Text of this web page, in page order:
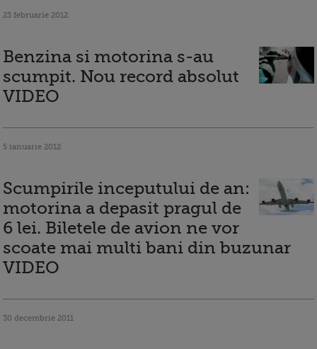
23 februarie 2012
Benzina si motorina s-au
scumpit. Nou record absolut
VIDEO
5 ianuarie 2012
Scumpirile inceputului de an:
motorina a depasit pragul de
6 lei. Biletele de avion ne vor
scoate mai multi bani din buzunar
VIDEO
30 decembrie 2011